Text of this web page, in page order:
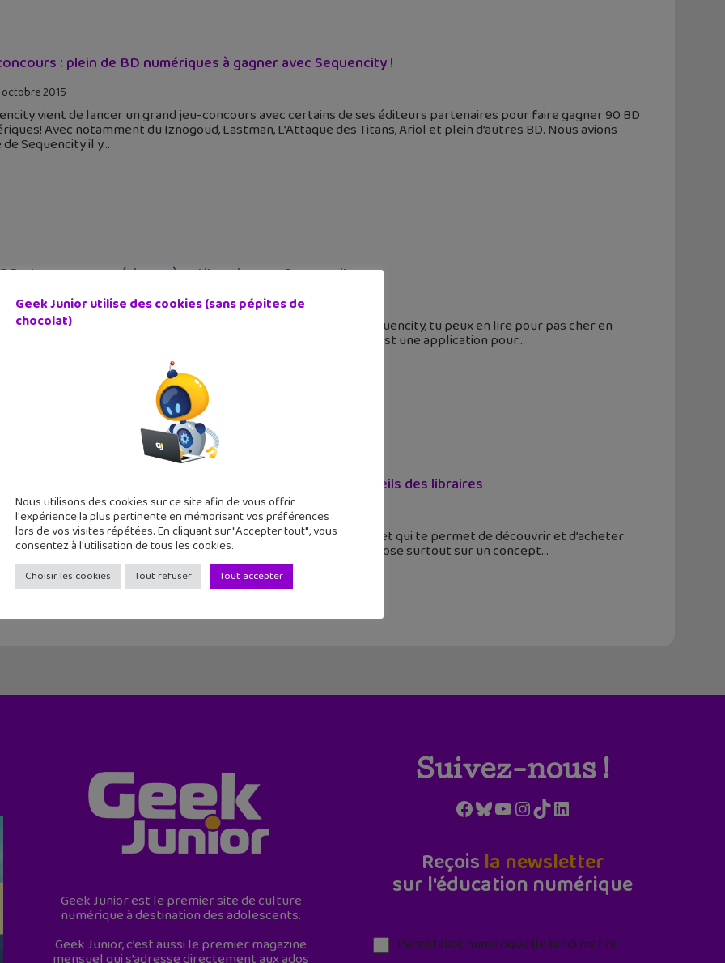
: plein de BD numériques à gagner avec Sequencity !
octobre 2015
vient de lancer un grand jeu-concours avec certains de ses éditeurs partenaires pour faire gagner 90 BD
Avec notamment du Iznogoud, Lastman, L’Attaque des Titans, Ariol et plein d’autres BD. Nous avions
Sequencity il y
et mangas numériques à petits prix avec Sequencity
juin 2015
le moment parfait pour lire des BD et des mangas. Et avec Sequencity, tu peux en lire pour pas cher en
numérique. Profite de l'offre jusqu'au 6 juillet. Sequencity.com est une application pour
: l’appli pour choisir ta BD numérique grâce aux conseils des libraires
2015
est une plateforme web disponible sur ton navigateur et qui te permet de découvrir et d’acheter
dessinées et de les lire sur ta tablette. Mais son intérêt repose surtout sur un concept
Geek Junior est le premier site de culture
numérique à destination des adolescents.
Geek Junior, c’est aussi le premier magazine
Suivez-nous !
Facebook
Bluesky
YouTube
Instagram
TikTokLinkedIn
Reçois la newsletter
sur l'éducation numérique
Parentalité numérique (le lundi matin)
Geek Junior utilise des cookies (sans pépites de
chocolat)
Nous utilisons des cookies sur ce site afin de vous offrir
l'expérience la plus pertinente en mémorisant vos préférences
lors de vos visites répétées. En cliquant sur "Accepter tout", vous
consentez à l'utilisation de tous les cookies.
Choisir les cookies Tout refuser Tout accepter